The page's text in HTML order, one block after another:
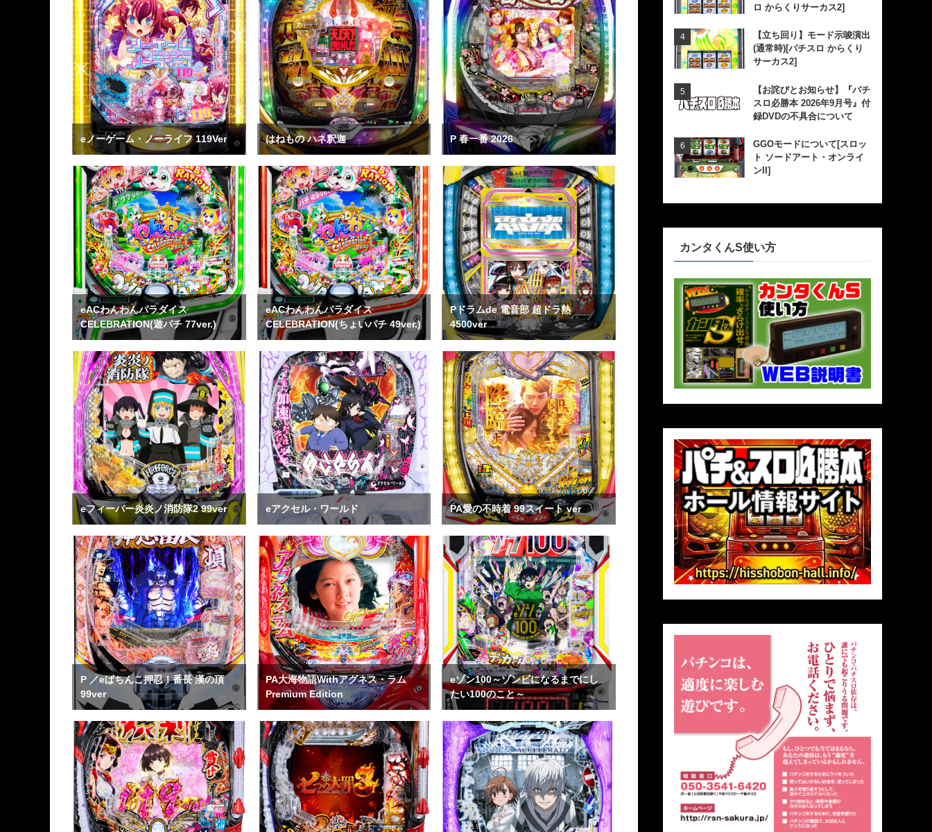
eノーゲーム・ノーライフ 119Ver はねもの ハネ釈迦 P 春一番 2026
eACわんわんパラダイス
CELEBRATION(遊パチ 77ver.)
eACわんわんパラダイス
CELEBRATION(ちょいパチ 49ver.)
Pドラムde 電音部 超ドラ熱
4500ver
eフィーバー炎炎ノ消防隊2 99ver eアクセル・ワールド PA愛の不時着 99スイート ver
P ／eぱちんこ押忍！番長 漢の頂
99ver
PA大海物語Withアグネス・ラム
Premium Edition
eゾン100～ゾンビになるまでにし
たい100のこと～
ロ からくりサーカス2]
【立ち回り】モード示唆演出
(通常時)[パチスロ からくり
サーカス2]
【お詫びとお知らせ】『パチ
スロ必勝本 2026年9月号』付
録DVDの不具合について
GGOモードについて[スロッ
ト ソードアート・オンライ
ンII]
カンタくんS使い方